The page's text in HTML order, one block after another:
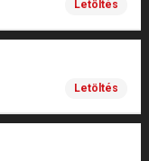
Letöltés
Letöltés